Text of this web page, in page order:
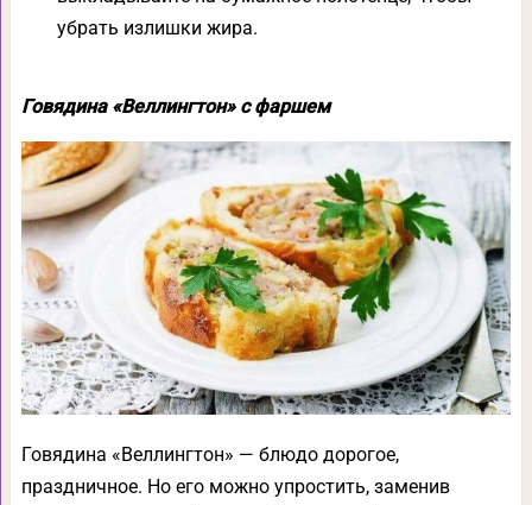
убрать излишки жира.
Говядина «Веллингтон» с фаршем
Говядина «Веллингтон» — блюдо дорогое,
праздничное. Но его можно упростить, заменив